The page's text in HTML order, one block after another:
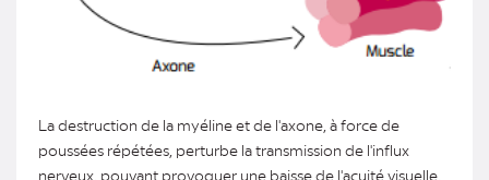
La destruction de la myéline et de l'axone, à force de
poussées répétées, perturbe la transmission de l'influx
nerveux, pouvant provoquer une baisse de l'acuité visuelle,